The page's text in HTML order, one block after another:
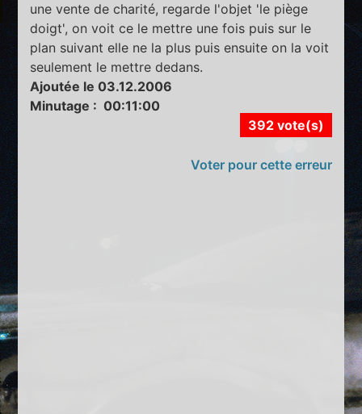
une vente de charité, regarde l'objet 'le piège
doigt', on voit ce le mettre une fois puis sur le
plan suivant elle ne la plus puis ensuite on la voit
seulement le mettre dedans.
Ajoutée le 03.12.2006
Minutage : 00:11:00
392 vote(s)
Voter pour cette erreur